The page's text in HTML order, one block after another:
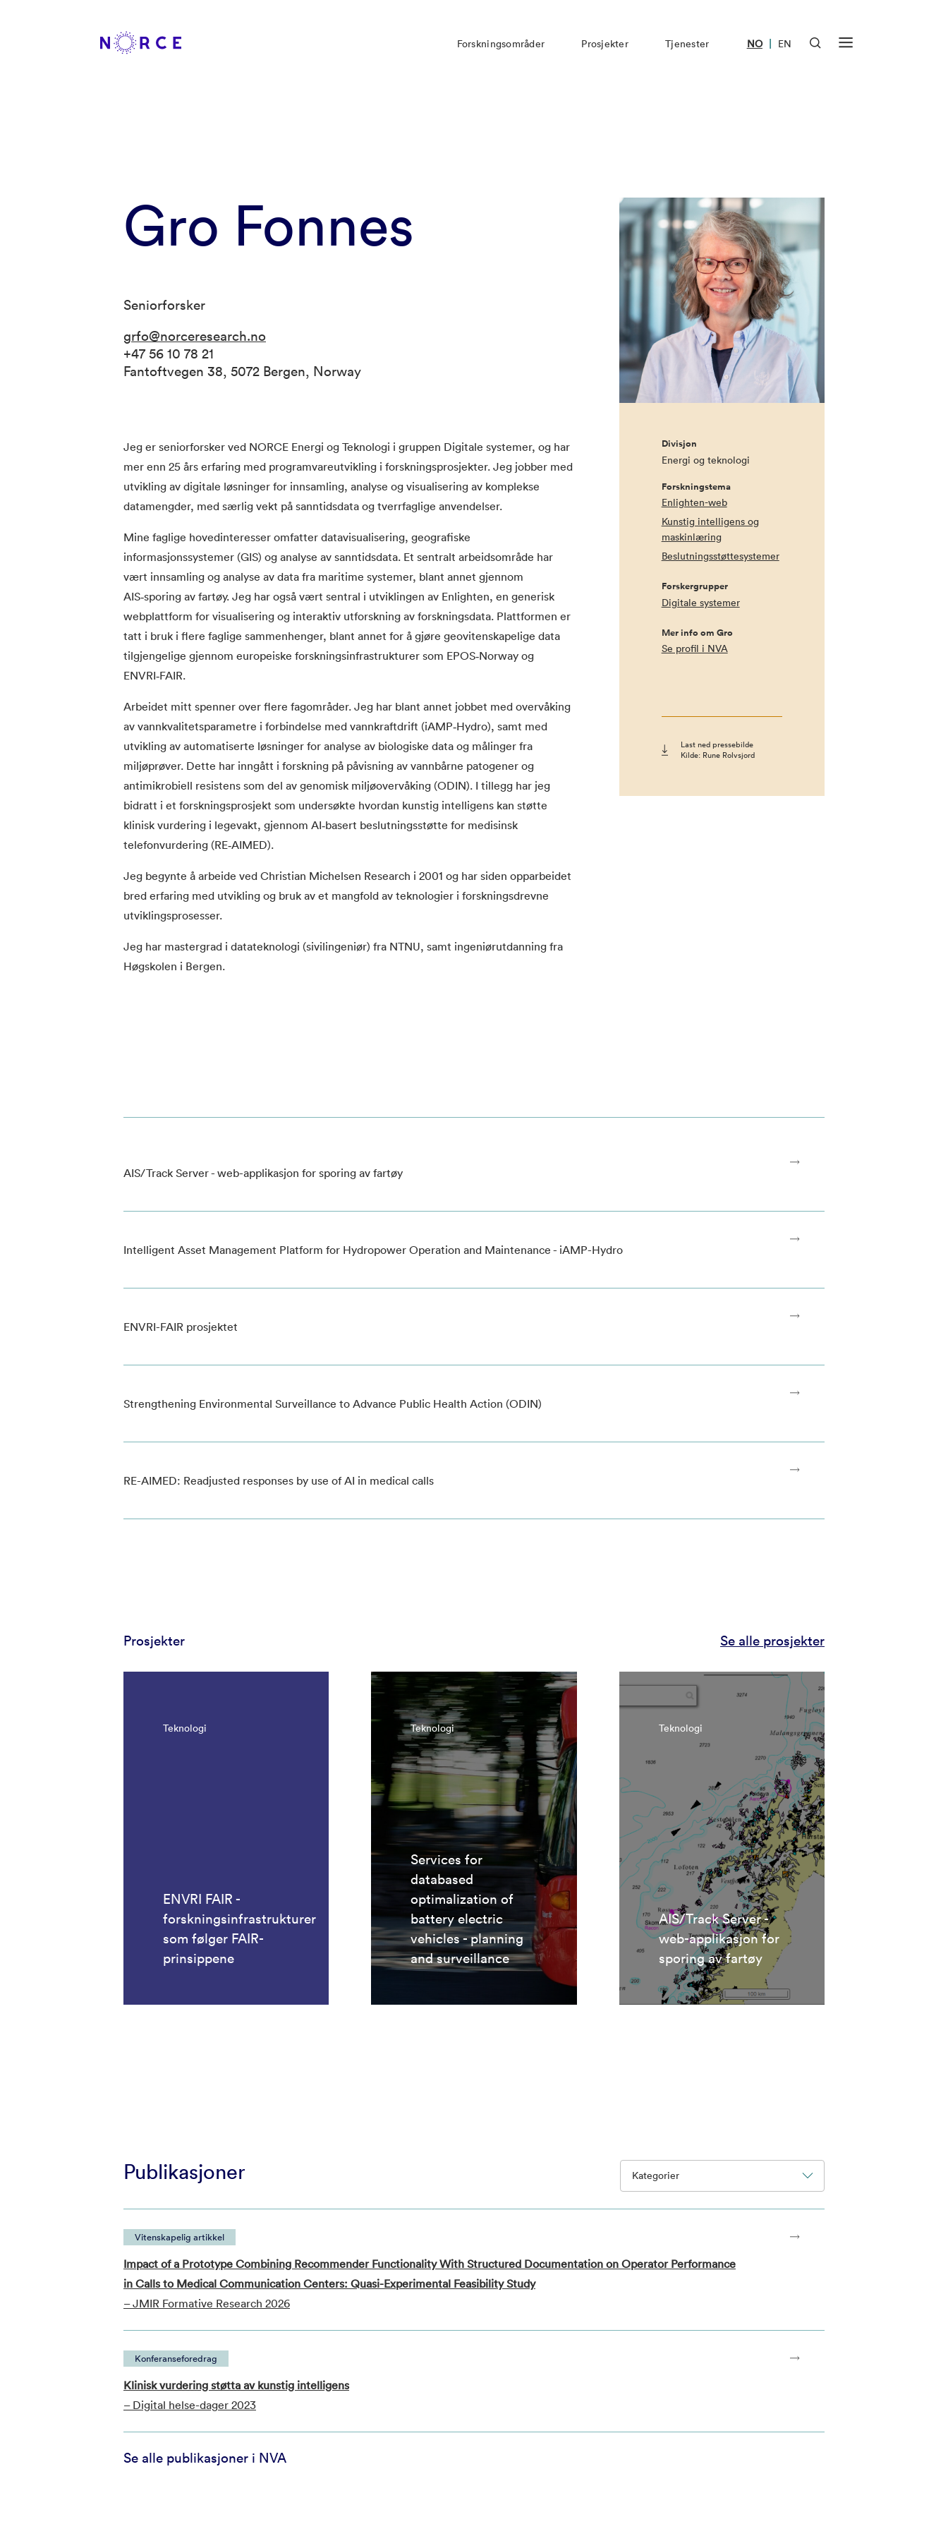
Forskningsområder Prosjekter Tjenester NO | EN
Gro Fonnes
Seniorforsker
grfo@norceresearch.no
+47 56 10 78 21
Fantoftvegen 38, 5072 Bergen, Norway
Jeg er seniorforsker ved NORCE Energi og Teknologi i gruppen Digitale systemer, og har
mer enn 25 års erfaring med programvareutvikling i forskningsprosjekter. Jeg jobber med
utvikling av digitale løsninger for innsamling, analyse og visualisering av komplekse
datamengder, med særlig vekt på sanntidsdata og tverrfaglige anvendelser.
Mine faglige hovedinteresser omfatter datavisualisering, geografiske
informasjonssystemer (GIS) og analyse av sanntidsdata. Et sentralt arbeidsområde har
vært innsamling og analyse av data fra maritime systemer, blant annet gjennom
AIS‑sporing av fartøy. Jeg har også vært sentral i utviklingen av Enlighten, en generisk
webplattform for visualisering og interaktiv utforskning av forskningsdata. Plattformen er
tatt i bruk i flere faglige sammenhenger, blant annet for å gjøre geovitenskapelige data
tilgjengelige gjennom europeiske forskningsinfrastrukturer som EPOS‑Norway og
ENVRI‑FAIR.
Arbeidet mitt spenner over flere fagområder. Jeg har blant annet jobbet med overvåking
av vannkvalitetsparametre i forbindelse med vannkraftdrift (iAMP‑Hydro), samt med
utvikling av automatiserte løsninger for analyse av biologiske data og målinger fra
miljøprøver. Dette har inngått i forskning på påvisning av vannbårne patogener og
antimikrobiell resistens som del av genomisk miljøovervåking (ODIN). I tillegg har jeg
bidratt i et forskningsprosjekt som undersøkte hvordan kunstig intelligens kan støtte
klinisk vurdering i legevakt, gjennom AI‑basert beslutningsstøtte for medisinsk
telefonvurdering (RE‑AIMED).
Jeg begynte å arbeide ved Christian Michelsen Research i 2001 og har siden opparbeidet
bred erfaring med utvikling og bruk av et mangfold av teknologier i forskningsdrevne
utviklingsprosesser.
Jeg har mastergrad i datateknologi (sivilingeniør) fra NTNU, samt ingeniørutdanning fra
Høgskolen i Bergen.
Divisjon
Energi og teknologi
Forskningstema
Enlighten-web
Kunstig intelligens og
maskinlæring
Beslutningsstøttesystemer
Forskergrupper
Digitale systemer
Mer info om Gro
Se profil i NVA
Last ned pressebilde
Kilde: Rune Rolvsjord
AIS/Track Server - web-applikasjon for sporing av fartøy
Intelligent Asset Management Platform for Hydropower Operation and Maintenance - iAMP-Hydro
ENVRI-FAIR prosjektet
Strengthening Environmental Surveillance to Advance Public Health Action (ODIN)
RE-AIMED: Readjusted responses by use of AI in medical calls
Prosjekter Se alle prosjekter
Teknologi
ENVRI FAIR -
forskningsinfrastrukturer
som følger FAIR-
prinsippene
Teknologi
Services for
databased
optimalization of
battery electric
vehicles - planning
and surveillance
Teknologi
AIS/Track Server -
web-applikasjon for
sporing av fartøy
Publikasjoner Kategorier
Vitenskapelig artikkel
Impact of a Prototype Combining Recommender Functionality With Structured Documentation on Operator Performance
in Calls to Medical Communication Centers: Quasi-Experimental Feasibility Study
– JMIR Formative Research 2026
Konferanseforedrag
Klinisk vurdering støtta av kunstig intelligens
– Digital helse-dager 2023
Se alle publikasjoner i NVA